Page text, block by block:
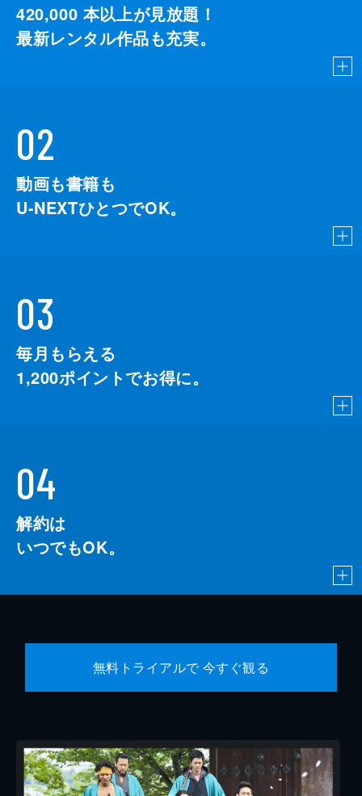
420,000 本以上が見放題！
最新レンタル作品も充実。
02
動画も書籍も
U-NEXTひとつでOK。
03
毎月もらえる
1,200ポイントでお得に。
04
解約は
いつでもOK。
無料トライアルで 今すぐ観る